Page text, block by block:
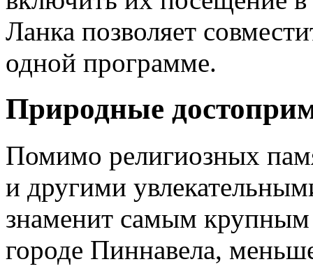
Ланка позволяет
одной программе.
Природные
Помимо религиозных
и другими
знаменит самым
городе Пиннавела,